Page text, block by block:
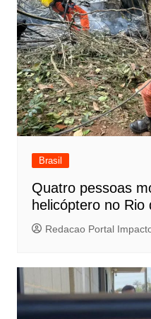
Brasil
Quatro pessoas
helicóptero no Rio
Redacao Portal